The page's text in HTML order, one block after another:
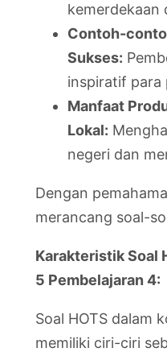
kemerdekaan
Contoh-
Sukses:
inspiratif para
Manfaat
Lokal:
negeri dan
Dengan
merancang soal-
Karakteristik Soal
5 Pembelajaran 4:
Soal HOTS dalam
memiliki ciri-ciri